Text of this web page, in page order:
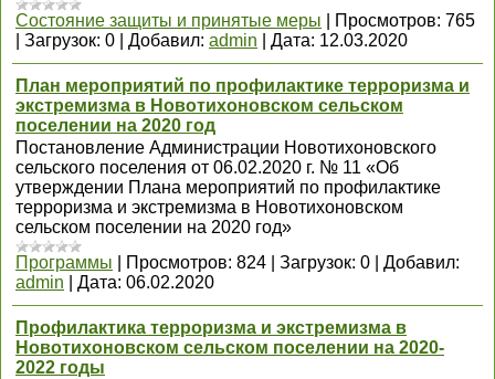
Состояние защиты и принятые меры Просмотров: 765
Загрузок: 0 Добавил: admin Дата: 12.03.2020
План мероприятий по профилактике терроризма и
экстремизма в Новотихоновском сельском
поселении на 2020 год
Постановление Администрации Новотихоновского
сельского поселения от 06.02.2020 г. № 11 «Об
утверждении Плана мероприятий по профилактике
терроризма и экстремизма в Новотихоновском
сельском поселении на 2020 год»
Программы
Просмотров: 824 Загрузок: 0
Добавил:
admin
Дата: 06.02.2020
Профилактика терроризма и экстремизма в
Новотихоновском сельском поселении на 2020-
2022 годы